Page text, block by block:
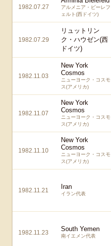
1982.07.27
アルメニア・ビーレフ
ェルト(西ドイツ)
1982.07.29
リュットリン
ク・ハウゼン(西
ドイツ)
1982.11.03
New York
Cosmos
ニューヨーク・コスモ
ス(アメリカ)
1982.11.07
New York
Cosmos
ニューヨーク・コスモ
ス(アメリカ)
1982.11.10
New York
Cosmos
ニューヨーク・コスモ
ス(アメリカ)
1982.11.21 Iran
イラン代表
1982.11.23 South Yemen
南イエメン代表